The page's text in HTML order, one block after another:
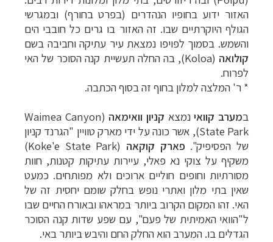
האזור ידוע בחופיו הנהדרים (בפרט בחורף) ובמגרשי
הגולף היוקרתיים שבו. זה האזור בו גרים כל חובבי הים
והשמש. בסמוך לפויפו נמצאת עיר עתיקה וחביבה בשם
קולואה (
Koloa), בה החלה תעשיית קנה הסוכר של האי
לפרוח.
* ר' המלצה למלון בחוף זה בסוף הכתבה.
במערב קוואי נמצא קניון וואימאה (
Waimea Canyon
State Park), אשר כונה על ידי מארק טוויין "הגרנד קניון
של הפסיפיק". פארק קוקאה (
Koke'e State Park
)
משקיף על צוקי נא פאלי, עיירות עתיקות קטנות, חוות
מסורתיות וחופים חוליים ארוכים ולא מפותחים. כמעט
שאין בתי מלון ואתרי נופש בחלק שומם יחסית זה של
האי. זהו המקום הקרוב ביותר במראהו ובאורח החיים שבו
ל"הוואי האמיתית של פעם", עם שפע שדות קנה הסוכר
הגדלים בו. המערב הוא החלק החם והיבש ביותר באי.